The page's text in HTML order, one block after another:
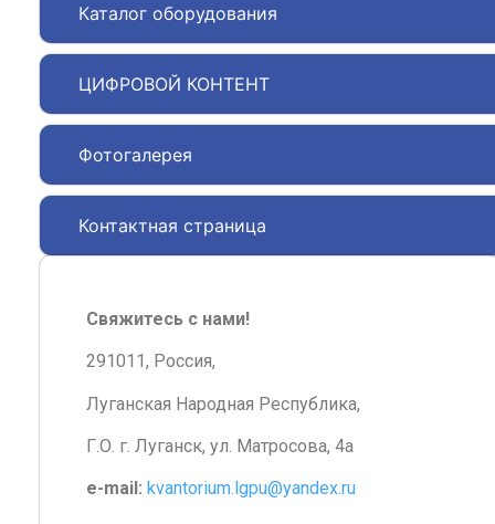
Каталог оборудования
ЦИФРОВОЙ КОНТЕНТ
Фотогалерея
Контактная страница
Свяжитесь с нами!
291011, Россия,
Луганская Народная Республика,
Г.О. г. Луганск, ул. Матросова, 4а
e-mail: kvantorium.lgpu@yandex.ru